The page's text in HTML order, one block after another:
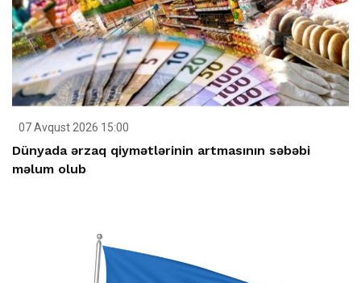
07 Avqust 2026 15:00
Dünyada ərzaq qiymətlərinin artmasının səbəbi
məlum olub